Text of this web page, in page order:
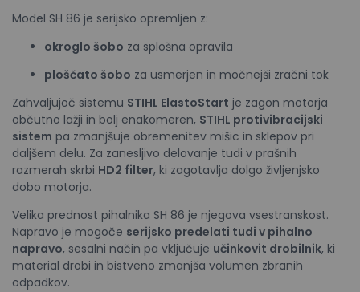
Model SH 86 je serijsko opremljen z:
okroglo šobo za splošna opravila
ploščato šobo za usmerjen in močnejši zračni tok
Zahvaljujoč sistemu STIHL ElastoStart je zagon motorja
občutno lažji in bolj enakomeren, STIHL protivibracijski
sistem pa zmanjšuje obremenitev mišic in sklepov pri
daljšem delu. Za zanesljivo delovanje tudi v prašnih
razmerah skrbi HD2 filter, ki zagotavlja dolgo življenjsko
dobo motorja.
Velika prednost pihalnika SH 86 je njegova vsestranskost.
Napravo je mogoče serijsko predelati tudi v pihalno
napravo, sesalni način pa vključuje učinkovit drobilnik, ki
material drobi in bistveno zmanjša volumen zbranih
odpadkov.